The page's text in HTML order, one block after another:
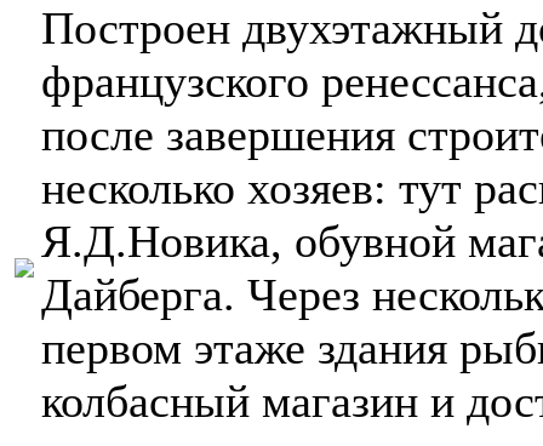
Построен двухэтажный
французского
после завершения
несколько хозяев: тут
Я.Д.Новика, обувной
Дайберга. Через
первом этаже здания
колбасный магазин и